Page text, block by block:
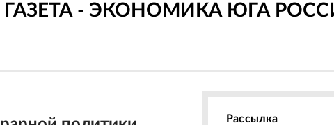
- ЭКОНОМИКА ЮГА
Рассылка